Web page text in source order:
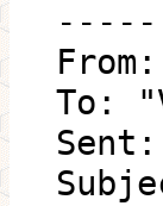
-----
To: